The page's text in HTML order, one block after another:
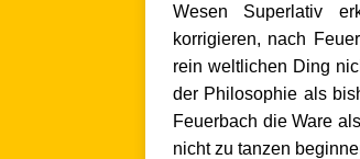
Wesen Superlativ
korrigieren, nach
rein weltlichen Ding
der Philosophie als
Feuerbach die Ware
nicht zu tanzen